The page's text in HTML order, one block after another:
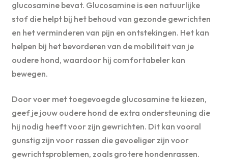
glucosamine bevat. Glucosamine is een natuurlijke
stof die helpt bij het behoud van gezonde gewrichten
en het verminderen van pijn en ontstekingen. Het kan
helpen bij het bevorderen van de mobiliteit van je
oudere hond, waardoor hij comfortabeler kan
bewegen.
Door voer met toegevoegde glucosamine te kiezen,
geef je jouw oudere hond de extra ondersteuning die
hij nodig heeft voor zijn gewrichten. Dit kan vooral
gunstig zijn voor rassen die gevoeliger zijn voor
gewrichtsproblemen, zoals grotere hondenrassen.